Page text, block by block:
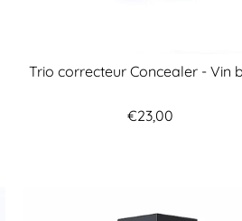
Trio correcteur Concealer - Vin
€23,00